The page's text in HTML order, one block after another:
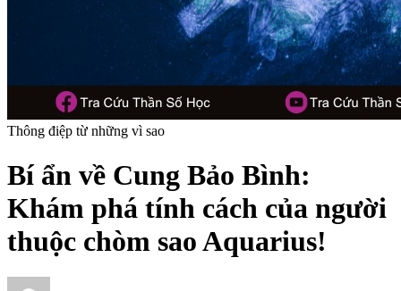
Thông điệp từ những vì sao
Bí ẩn về Cung Bảo Bình:
Khám phá tính cách của người
thuộc chòm sao Aquarius!